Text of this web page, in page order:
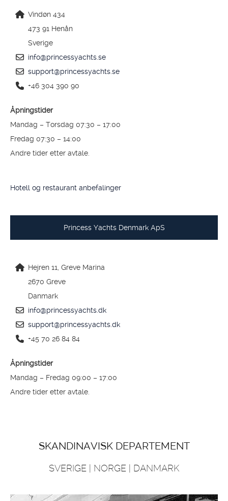
Vindøn 434
473 91 Henån
Sverige
info@princessyachts.se
support@princessyachts.se
+46 304 390 90
Åpningstider
Mandag – Torsdag 07:30 – 17:00
Fredag 07:30 – 14:00
Andre tider etter avtale.
Hotell og restaurant anbefalinger
Princess Yachts Denmark ApS
Hejren 11, Greve Marina
2670 Greve
Danmark
info@princessyachts.dk
support@princessyachts.dk
+45 70 26 84 84
Åpningstider
Mandag – Fredag 09:00 – 17:00
Andre tider etter avtale.
SKANDINAVISK DEPARTEMENT
SVERIGE | NORGE | DANMARK